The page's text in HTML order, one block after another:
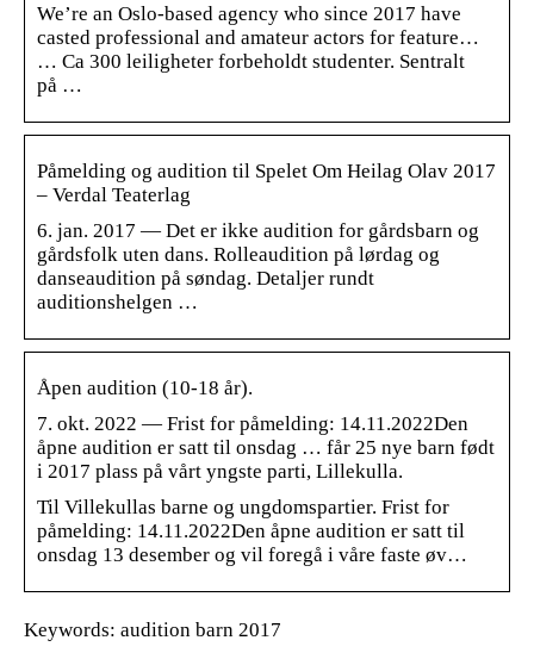
We’re an Oslo-based agency who since 2017 have
casted professional and amateur actors for feature…
… Ca 300 leiligheter forbeholdt studenter. Sentralt
på …
Påmelding og audition til Spelet Om Heilag Olav 2017
– Verdal Teaterlag
6. jan. 2017 — Det er ikke audition for gårdsbarn og
gårdsfolk uten dans. Rolleaudition på lørdag og
danseaudition på søndag. Detaljer rundt
auditionshelgen …
Åpen audition (10-18 år).
7. okt. 2022 — Frist for påmelding: 14.11.2022Den
åpne audition er satt til onsdag … får 25 nye barn født
i 2017 plass på vårt yngste parti, Lillekulla.
Til Villekullas barne og ungdomspartier. Frist for
påmelding: 14.11.2022Den åpne audition er satt til
onsdag 13 desember og vil foregå i våre faste øv…
Keywords: audition barn 2017